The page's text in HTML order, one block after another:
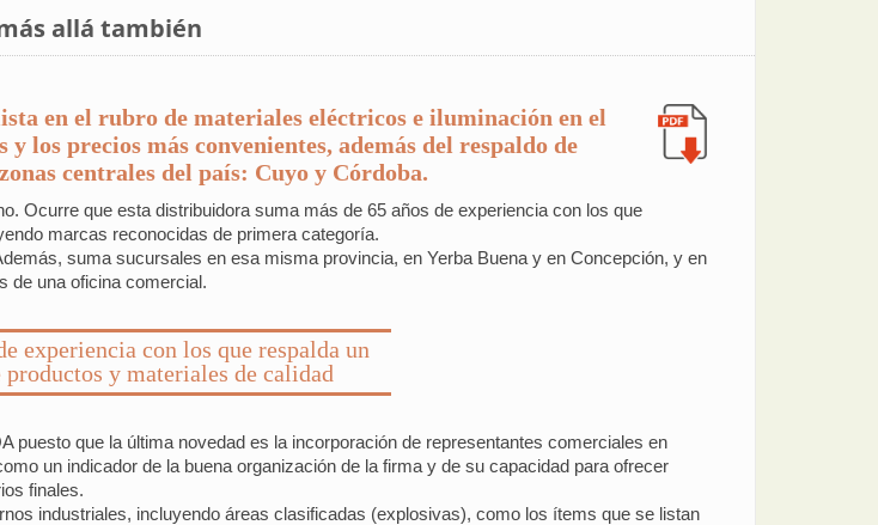
allá también
en el rubro de materiales eléctricos e iluminación en el
los precios más convenientes, además del respaldo de
centrales del país: Cuyo y Córdoba.
Ocurre que esta distribuidora suma más de 65 años de experiencia con los que
marcas reconocidas de primera categoría.
suma sucursales en esa misma provincia, en Yerba Buena y en Concepción, y en
de una oficina comercial.
experiencia con los que respalda un
y materiales de calidad
puesto que la última novedad es la incorporación de representantes comerciales en
un indicador de la buena organización de la firma y de su capacidad para ofrecer
finales.
industriales, incluyendo áreas clasificadas (explosivas), como los ítems que se listan